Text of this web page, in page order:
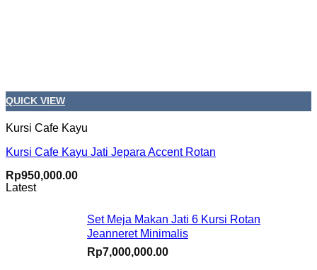
QUICK VIEW
Kursi Cafe Kayu
Kursi Cafe Kayu Jati Jepara Accent Rotan
Rp950,000.00
Latest
Set Meja Makan Jati 6 Kursi Rotan
Jeanneret Minimalis
Rp7,000,000.00